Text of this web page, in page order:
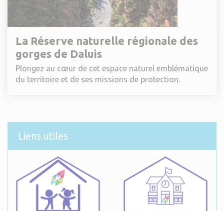
La Réserve naturelle régionale des
gorges de Daluis
Plongez au cœur de cet espace naturel emblématique
du territoire et de ses missions de protection.
Liens utiles